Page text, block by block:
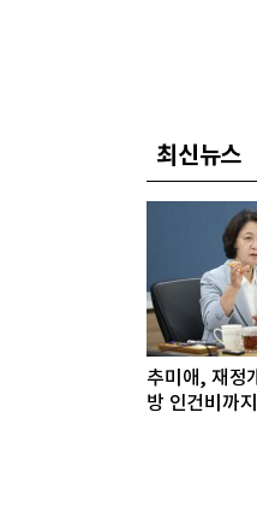
최신뉴스
추미애, 재정
방 인건비까지